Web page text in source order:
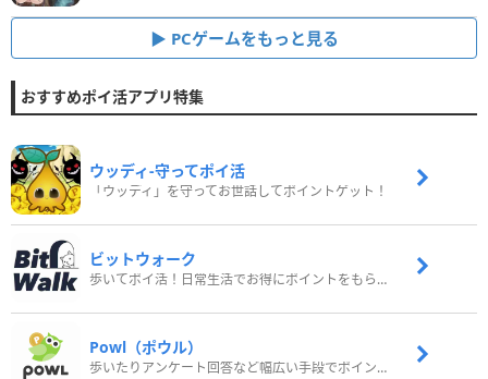
PCゲームをもっと見る
おすすめポイ活アプリ特集
ウッディ‐守ってポイ活
「ウッディ」を守ってお世話してポイントゲット！
ビットウォーク
歩いてポイ活！日常生活でお得にポイントをもらおう
Powl（ポウル）
歩いたりアンケート回答など幅広い手段でポイントをゲット